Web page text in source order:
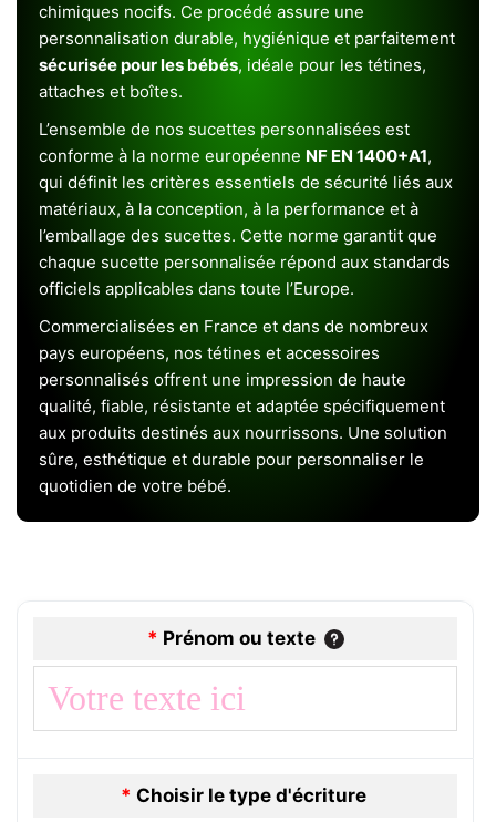
chimiques nocifs. Ce procédé assure une
personnalisation durable, hygiénique et parfaitement
sécurisée pour les bébés, idéale pour les tétines,
attaches et boîtes.
L’ensemble de nos sucettes personnalisées est
conforme à la norme européenne NF EN 1400+A1,
qui définit les critères essentiels de sécurité liés aux
matériaux, à la conception, à la performance et à
l’emballage des sucettes. Cette norme garantit que
chaque sucette personnalisée répond aux standards
officiels applicables dans toute l’Europe.
Commercialisées en France et dans de nombreux
pays européens, nos tétines et accessoires
personnalisés offrent une impression de haute
qualité, fiable, résistante et adaptée spécifiquement
aux produits destinés aux nourrissons. Une solution
sûre, esthétique et durable pour personnaliser le
quotidien de votre bébé.
* Prénom ou texte
* Choisir le type d'écriture